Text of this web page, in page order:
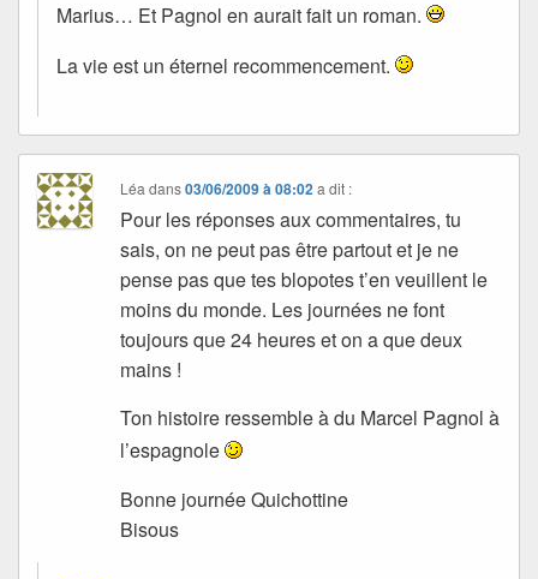
Marius… Et Pagnol en aurait fait un roman.
La vie est un éternel recommencement.
Léadans03/06/2009 à 08:02 a dit :
Pour les réponses aux commentaires, tu
sais, on ne peut pas être partout et je ne
pense pas que tes blopotes t’en veuillent le
moins du monde. Les journées ne font
toujours que 24 heures et on a que deux
mains !
Ton histoire ressemble à du Marcel Pagnol à
l’espagnole
Bonne journée Quichottine
Bisous